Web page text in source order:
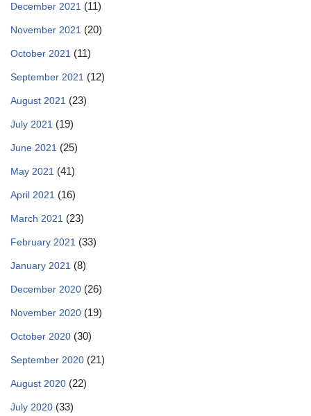
December 2021 (11)
November 2021 (20)
October 2021 (11)
September 2021 (12)
August 2021 (23)
July 2021 (19)
June 2021 (25)
May 2021 (41)
April 2021 (16)
March 2021 (23)
February 2021 (33)
January 2021 (8)
December 2020 (26)
November 2020 (19)
October 2020 (30)
September 2020 (21)
August 2020 (22)
July 2020 (33)